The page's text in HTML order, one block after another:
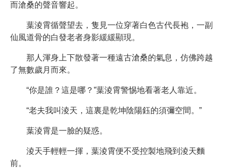
而滄桑的聲音響起。
葉淩霄循聲望去，隻見一位穿著白色古代長袍，一副
仙風道骨的白發老者身影緩緩顯現。
那人渾身上下散發著一種遠古滄桑的氣息，仿佛跨越
了無數歲月而來。
“你是誰？這是哪？”葉淩霄警惕地看著老人靠近。
“老夫我叫淩天，這裏是乾坤陰陽鈺的須彌空間。”
葉淩霄是一臉的疑惑。
淩天手輕輕一揮，葉淩霄便不受控製地飛到淩天麵
前。